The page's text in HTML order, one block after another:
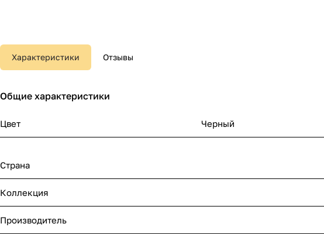
Характеристики Отзывы
Общие характеристики
Цвет Черный
Страна
Коллекция
Производитель